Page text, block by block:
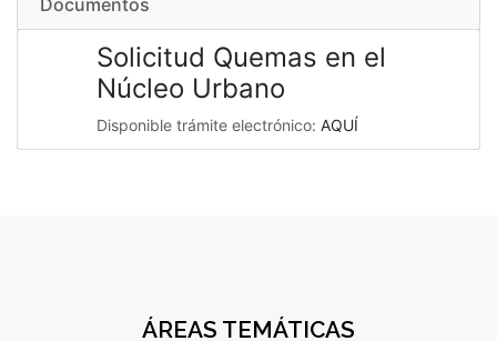
Solicitud Quemas en el
Núcleo Urbano
Disponible trámite electrónico: AQUÍ
ÁREAS TEMÁTICAS